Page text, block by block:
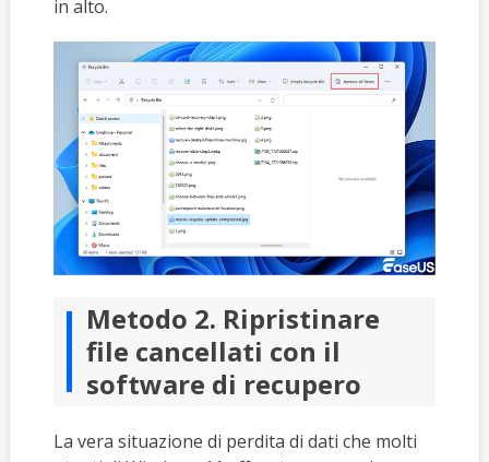
in alto.
Metodo 2. Ripristinare
file cancellati con il
software di recupero
La vera situazione di perdita di dati che molti